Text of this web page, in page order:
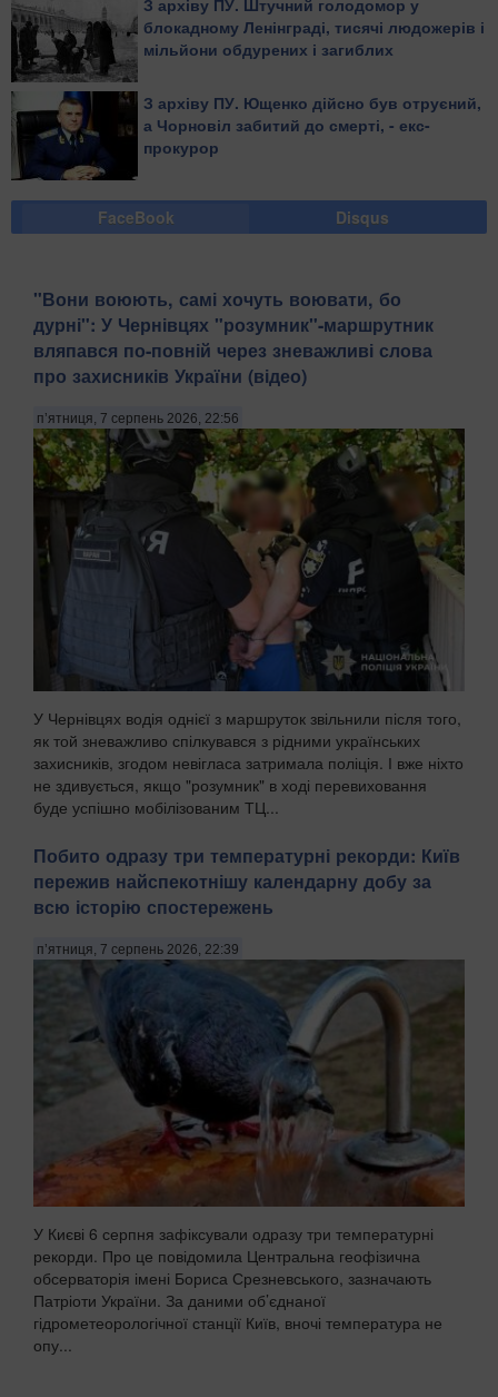
З архіву ПУ. Штучний голодомор у
блокадному Ленінграді, тисячі людожерів і
мільйони обдурених і загиблих
З архіву ПУ. Ющенко дійсно був отруєний,
а Чорновіл забитий до смерті, - екс-
прокурор
FaceBook Disqus
​"Вони воюють, самі хочуть воювати, бо
дурні": У Чернівцях "розумник"-маршрутник
вляпався по-повній через зневажливі слова
про захисників України (відео)
п’ятниця, 7 серпень 2026, 22:56
У Чернівцях водія однієї з маршруток звільнили після того,
як той зневажливо спілкувався з рідними українських
захисників, згодом невігласа затримала поліція. І вже ніхто
не здивується, якщо "розумник" в ході перевиховання
буде успішно мобілізованим ТЦ...
Побито одразу три температурні рекорди: Київ
пережив найспекотнішу календарну добу за
всю історію спостережень
п’ятниця, 7 серпень 2026, 22:39
У Києві 6 серпня зафіксували одразу три температурні
рекорди. Про це повідомила Центральна геофізична
обсерваторія імені Бориса Срезневського, зазначають
Патріоти України. За даними об’єднаної
гідрометеорологічної станції Київ, вночі температура не
опу...